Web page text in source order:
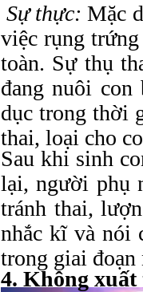
Sự thực: Mặc
việc rụng
toàn. Sự thụ
đang nuôi con
dục trong thời
thai, loại cho
Sau khi sinh
lại, người phụ
tránh thai,
nhắc kĩ và nói
trong giai đoạn
4. Không